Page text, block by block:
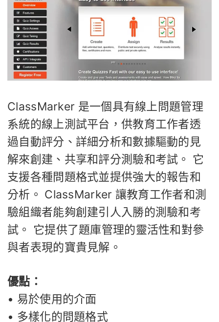
ClassMarker 是一個具有線上問題管理
系統的線上測試平台，供教育工作者透
過自動評分、詳細分析和數據驅動的見
解來創建、共享和評分測驗和考試。 它
支援各種問題格式並提供強大的報告和
分析。 ClassMarker 讓教育工作者和測
驗組織者能夠創建引人入勝的測驗和考
試。 它提供了題庫管理的靈活性和對參
與者表現的寶貴見解。
優點：
• 易於使用的介面
• 多樣化的問題格式